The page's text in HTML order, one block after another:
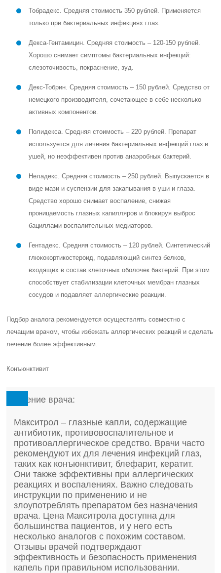
Тобрадекс. Средняя стоимость 350 рублей. Применяется
только при бактериальных инфекциях глаз.
Декса-Гентамицин. Средняя стоимость – 120-150 рублей.
Хорошо снимает симптомы бактериальных инфекций:
слезоточивость, покраснение, зуд.
Декс-Тобрин. Средняя стоимость – 150 рублей. Средство от
немецкого производителя, сочетающее в себе несколько
активных компонентов.
Полидекса. Средняя стоимость – 220 рублей. Препарат
используется для лечения бактериальных инфекций глаз и
ушей, но неэффективен против анаэробных бактерий.
Неладекс. Средняя стоимость – 250 рублей. Выпускается в
виде мази и суспензии для закапывания в уши и глаза.
Средство хорошо снимает воспаление, снижая
проницаемость глазных капилляров и блокируя выброс
бациллами воспалительных медиаторов.
Гентадекс. Средняя стоимость – 120 рублей. Синтетический
глюкокортикостероид, подавляющий синтез белков,
входящих в состав клеточных оболочек бактерий. При этом
способствует стабилизации клеточных мембран глазных
сосудов и подавляет аллергические реакции.
Подбор аналога рекомендуется осуществлять совместно с
лечащим врачом, чтобы избежать аллергических реакций и сделать
лечение более эффективным.
Конъюнктивит
Мнение врача:
Макситрол – глазные капли, содержащие
антибиотик, противовоспалительное и
противоаллергическое средство. Врачи часто
рекомендуют их для лечения инфекций глаз,
таких как конъюнктивит, блефарит, кератит.
Они также эффективны при аллергических
реакциях и воспалениях. Важно следовать
инструкции по применению и не
злоупотреблять препаратом без назначения
врача. Цена Макситрола доступна для
большинства пациентов, и у него есть
несколько аналогов с похожим составом.
Отзывы врачей подтверждают
эффективность и безопасность применения
капель при правильном использовании.